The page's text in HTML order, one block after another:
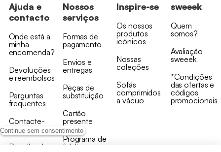
Continue sem consentimento
Ajuda e
contacto
Onde está a
minha
encomenda?
Devoluções
e reembolsos
Perguntas
frequentes
Contacte-
nos
Recolha de
Nossos
serviços
Formas de
pagamento
Envios e
entregas
Peças de
substituição
Cartão
presente
Programa de
fidelizaçao
Inspire-se
Os nossos
produtos
icónicos
Nossas
coleções
Sofás
comprimidos
a vácuo
sweeek
Quem
somos?
Avaliação
sweeek
*Condições
das ofertas e
códigos
promocionais